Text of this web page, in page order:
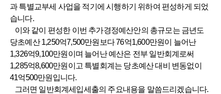
과 특별교부세 사업을 적기에 시행하기 위하여 편성하게 되었
습니다.
이와 같이 편성한 이번 추가경정예산안의 총규모는 금년도
당초예산 1,250억7,500만원보다 76억1,600만원이 늘어난
1,326억9,100만원이며 늘어난 예산은 전부 일반회계로써
1,285억8,600만원이고 특별회계는 당초예산 대비 변동없이
41억500만원입니다.
그러면 일반회계세입세출의 주요내용을 말씀드리겠습니다.